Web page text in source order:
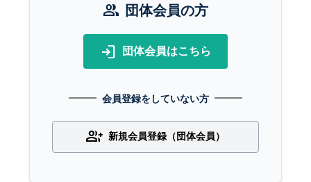
group 団体会員の方
login 団体会員はこちら
会員登録をしていない方
group_add 新規会員登録（団体会員）